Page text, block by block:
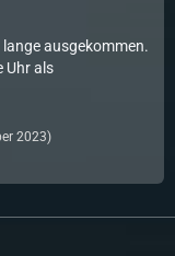
ausgekommen.
Uhr als
2023)